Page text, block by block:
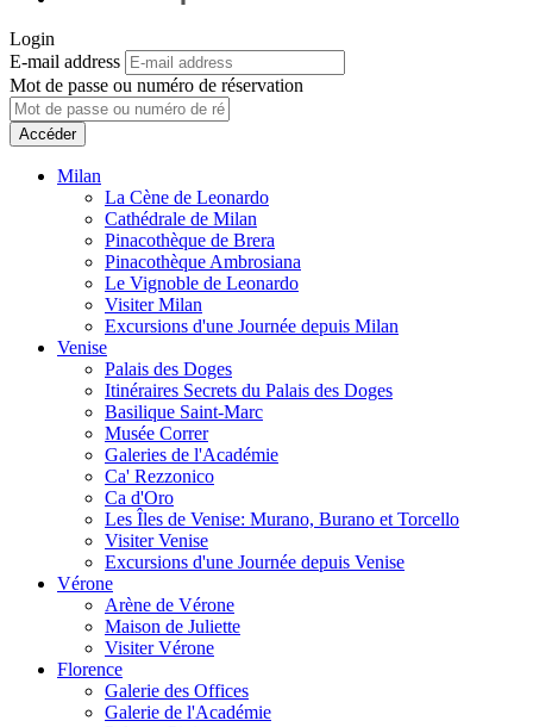
Login
E-mail address
Mot de passe ou numéro de réservation
Accéder
Milan
La Cène de Leonardo
Cathédrale de Milan
Pinacothèque de Brera
Pinacothèque Ambrosiana
Le Vignoble de Leonardo
Visiter Milan
Excursions d'une Journée depuis Milan
Venise
Palais des Doges
Itinéraires Secrets du Palais des Doges
Basilique Saint-Marc
Musée Correr
Galeries de l'Académie
Ca' Rezzonico
Ca d'Oro
Les Îles de Venise: Murano, Burano et Torcello
Visiter Venise
Excursions d'une Journée depuis Venise
Vérone
Arène de Vérone
Maison de Juliette
Visiter Vérone
Florence
Galerie des Offices
Galerie de l'Académie